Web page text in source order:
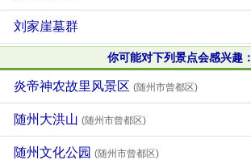
刘家崖墓群
你可能对下列景点会感兴趣：
炎帝神农故里风景区 (随州市曾都区)
随州大洪山 (随州市曾都区)
随州文化公园 (随州市曾都区)